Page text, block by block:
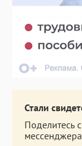
Стали
Поделитесь